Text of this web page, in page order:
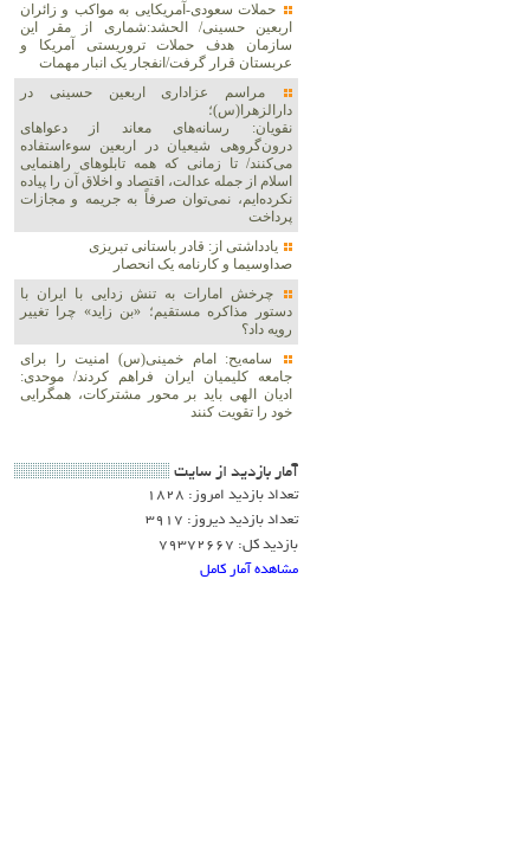
حملات سعودی-آمریکایی به مواکب و زائران
اربعین حسینی/ الحشد:شماری از مقر این
سازمان هدف حملات تروریستی آمریکا و
عربستان قرار گرفت/انفجار یک انبار مهمات
مراسم عزاداری اربعین حسینی در
دارالزهرا(س)؛
نقویان: رسانه‌های معاند از دعواهای
درون‌گروهی شیعیان در اربعین سوءاستفاده
می‌کنند/ تا زمانی که همه تابلوهای راهنمایی
اسلام از جمله عدالت، اقتصاد و اخلاق آن را پیاده
نکرده‌ایم، نمی‌توان صرفاً به جریمه و مجازات
پرداخت
یادداشتی از: قادر باستانی تبریزی
صداوسیما و کارنامه یک انحصار
چرخش امارات به تنش زدایی با ایران با
دستور مذاکره مستقیم؛ «بن زاید» چرا تغییر
رویه داد؟
سامه‌یح: امام خمینی(س) امنیت را برای
جامعه کلیمیان ایران فراهم کردند/ موحدی:
ادیان الهی باید بر محور مشترکات، همگرایی
خود را تقویت کنند
آمار بازديد از سايت
تعداد بازدید امروز: 1828
تعداد بازدید دیروز: 3917
بازدید کل: 79372667
مشاهده آمار کامل